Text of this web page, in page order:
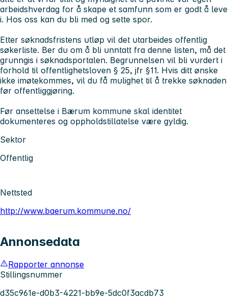
arbeidshverdag for å skape et samfunn som er godt å leve
i. Hos oss kan du bli med og sette spor.
Etter søknadsfristens utløp vil det utarbeides offentlig
søkerliste. Ber du om å bli unntatt fra denne listen, må det
grunngis i søknadsportalen. Begrunnelsen vil bli vurdert i
forhold til offentlighetsloven § 25, jfr §11. Hvis ditt ønske
ikke imøtekommes, vil du få mulighet til å trekke søknaden
før offentliggjøring.
Før ansettelse i Bærum kommune skal identitet
dokumenteres og oppholdstillatelse være gyldig.
Sektor
Offentlig
Nettsted
http://www.baerum.kommune.no/
Annonsedata
Rapporter annonse
Stillingsnummer
d35c961e-d0b3-4221-bb9e-5dc0f3acdb73